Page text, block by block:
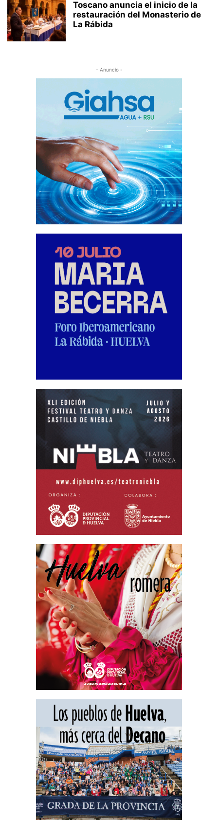
Toscano anuncia el inicio de la
restauración del Monasterio de
La Rábida
- Anuncio -